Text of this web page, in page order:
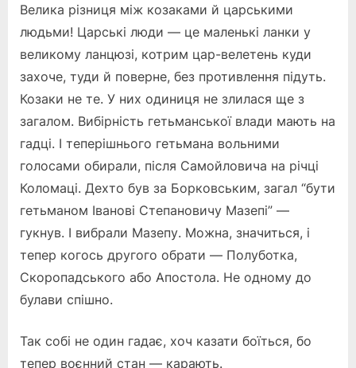
Велика різниця між козаками й царськими
людьми! Царські люди — це маленькі ланки у
великому ланцюзі, котрим цар-велетень куди
захоче, туди й поверне, без противлення підуть.
Козаки не те. У них одиниця не злилася ще з
загалом. Вибірність гетьманської влади мають на
гадці. І теперішнього гетьмана вольними
голосами обирали, після Самойловича на річці
Коломаці. Дехто був за Борковським, загал “бути
гетьманом Іванові Степановичу Мазепі” —
гукнув. І вибрали Мазепу. Можна, значиться, і
тепер когось другого обрати — Полуботка,
Скоропадського або Апостола. Не одному до
булави спішно.
Так собі не один гадає, хоч казати боїться, бо
тепер воєнний стан — карають.